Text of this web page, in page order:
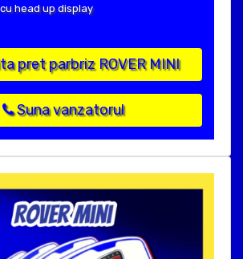
head up display
pret parbriz ROVER MINI
Suna vanzatorul